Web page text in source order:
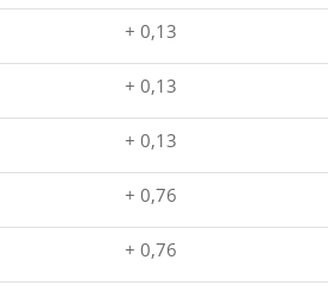
+ 0,13
+ 0,13
+ 0,13
+ 0,76
+ 0,76